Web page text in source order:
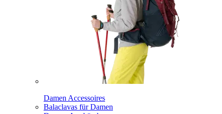
Damen Accessoires
Balaclavas für Damen